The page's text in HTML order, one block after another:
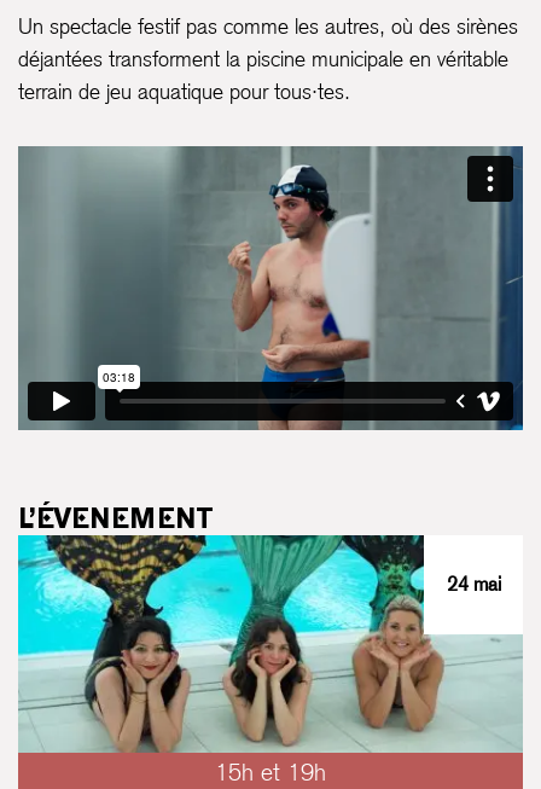
Un spectacle festif pas comme les autres, où des sirènes
déjantées transforment la piscine municipale en véritable
terrain de jeu aquatique pour tous·tes.
L’ÉVENEMENT
24 mai
15h et 19h